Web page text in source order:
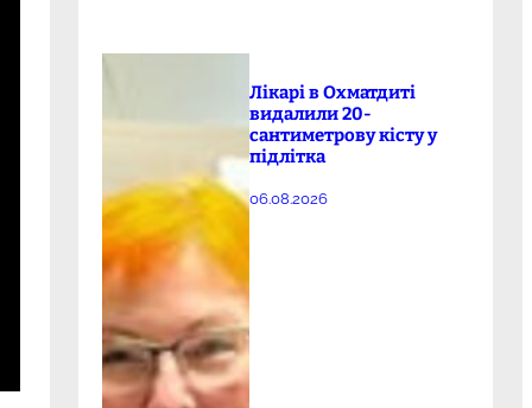
Лікарі в Охматдиті
видалили 20-
сантиметрову кісту у
підлітка
06.08.2026